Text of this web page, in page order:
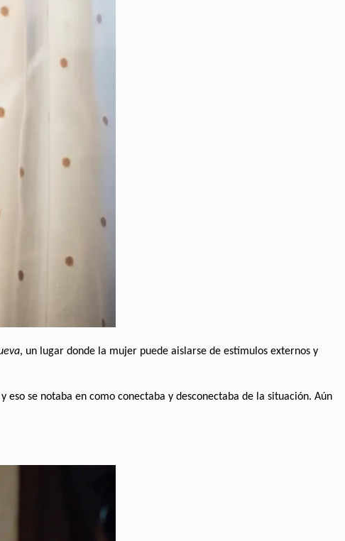
, un lugar donde la mujer puede aislarse de estímulos externos y
eso se notaba en como conectaba y desconectaba de la situación. Aún